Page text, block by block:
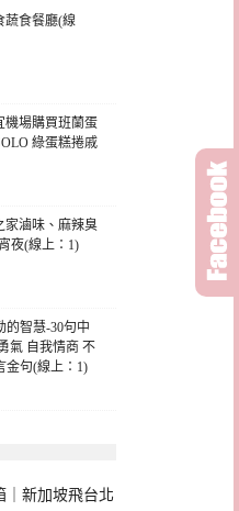
蔬食餐廳(線
機場購買班蘭蛋
綠蛋糕捲戚
家滷味、麻辣臭
夜(線上：1)
的智慧-30句中
氣 自我情商 不
金句(線上：1)
｜新加坡飛台北